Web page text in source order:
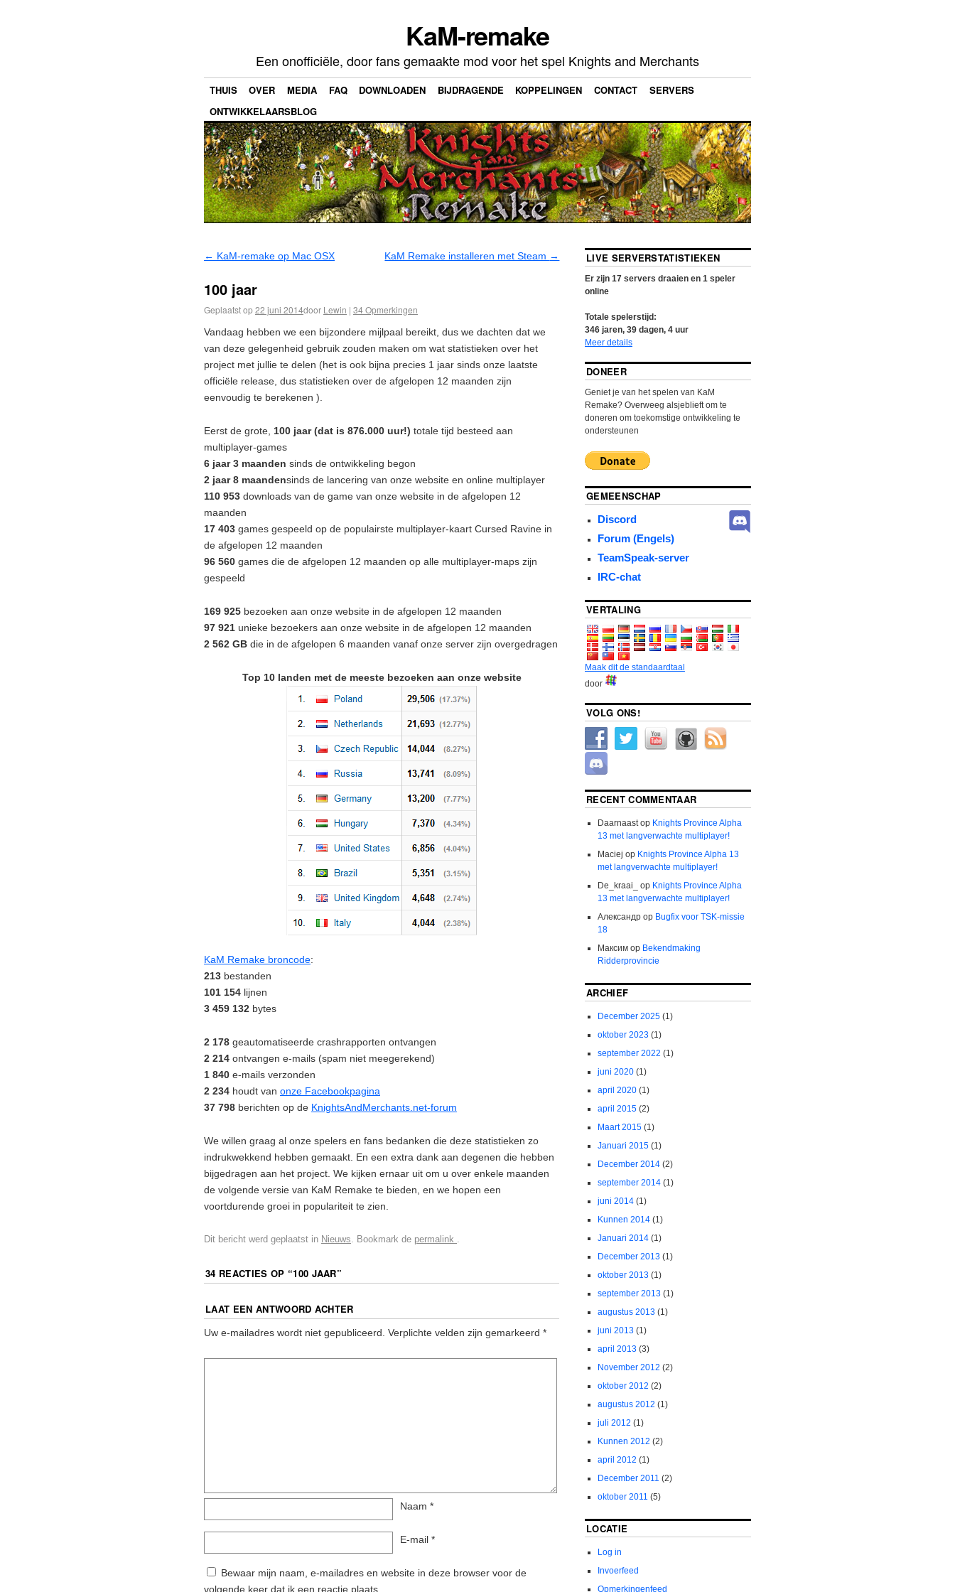
KaM-remake
Een onofficiële, door fans gemaakte mod voor het spel Knights and Merchants
THUIS OVER MEDIA FAQ DOWNLOADEN BIJDRAGENDE KOPPELINGEN CONTACT
SERVERS
ONTWIKKELAARSBLOG
← KaM-remake op Mac OSX KaM Remake installeren met Steam →
100 jaar
Geplaatst op22 juni 2014door Lewin | 34Opmerkingen
Vandaag hebben we een bijzondere mijlpaal bereikt, dus we dachten dat we
van deze gelegenheid gebruik zouden maken om wat statistieken over het
project met jullie te delen (het is ook bijna precies 1 jaar sinds onze laatste
officiële release, dus statistieken over de afgelopen 12 maanden zijn
eenvoudig te berekenen ).
Eerst de grote, 100 jaar (dat is 876.000 uur!) totale tijd besteed aan
multiplayer-games
6 jaar 3 maanden sinds de ontwikkeling begon
2 jaar 8 maandensinds de lancering van onze website en online multiplayer
110 953 downloads van de game van onze website in de afgelopen 12
maanden
17 403 games gespeeld op de populairste multiplayer-kaart Cursed Ravine in
de afgelopen 12 maanden
96 560 games die de afgelopen 12 maanden op alle multiplayer-maps zijn
gespeeld
169 925 bezoeken aan onze website in de afgelopen 12 maanden
97 921 unieke bezoekers aan onze website in de afgelopen 12 maanden
2 562 GB die in de afgelopen 6 maanden vanaf onze server zijn overgedragen
Top 10 landen met de meeste bezoeken aan onze website
KaM Remake broncode:
213 bestanden
101 154 lijnen
3 459 132 bytes
2 178 geautomatiseerde crashrapporten ontvangen
2 214 ontvangen e-mails (spam niet meegerekend)
1 840 e-mails verzonden
2 234 houdt van onze Facebookpagina
37 798 berichten op de KnightsAndMerchants.net-forum
We willen graag al onze spelers en fans bedanken die deze statistieken zo
indrukwekkend hebben gemaakt. En een extra dank aan degenen die hebben
bijgedragen aan het project. We kijken ernaar uit om u over enkele maanden
de volgende versie van KaM Remake te bieden, en we hopen een
voortdurende groei in populariteit te zien.
Dit bericht werd geplaatst in Nieuws . Bookmark de permalink
34 REACTIES OP “100 JAAR”
LAAT EEN ANTWOORD ACHTER
Uw e-mailadres wordt niet gepubliceerd. Verplichte velden zijn gemarkeerd *
Naam *
E-mail *
Bewaar mijn naam, e-mailadres en website in deze browser voor de
volgende keer dat ik een reactie plaats.
LIVE SERVERSTATISTIEKEN
Er zijn 17servers draaien en 1 speler
online
Totale spelerstijd:
346jaren, 39dagen, 4uur
Meer details
DONEER
Geniet je van het spelen van KaM
Remake? Overweeg alsjeblieft om te
doneren om toekomstige ontwikkeling te
ondersteunen
GEMEENSCHAP
Discord
Forum (Engels)
TeamSpeak-server
IRC-chat
VERTALING
Maak dit de standaardtaal
door
VOLG ONS!
RECENT COMMENTAAR
Daarnaastop Knights Province Alpha
13 met langverwachte multiplayer!
Maciej op Knights Province Alpha 13
met langverwachte multiplayer!
De_kraai_
op Knights Province Alpha
13 met langverwachte multiplayer!
Александрop Bugfix voor TSK-missie
18
Максимop Bekendmaking
Ridderprovincie
ARCHIEF
December 2025(1)
oktober 2023(1)
september 2022 (1)
juni 2020(1)
april 2020(1)
april 2015(2)
Maart 2015(1)
Januari 2015(1)
December 2014(2)
september 2014(1)
juni 2014(1)
Kunnen 2014(1)
Januari 2014(1)
December 2013(1)
oktober 2013(1)
september 2013(1)
augustus 2013(1)
juni 2013(1)
april 2013(3)
November 2012 (2)
oktober 2012 (2)
augustus 2012 (1)
juli 2012 (1)
Kunnen 2012 (2)
april 2012 (1)
December 2011 (2)
oktober 2011 (5)
LOCATIE
Log in
Invoerfeed
Opmerkingenfeed